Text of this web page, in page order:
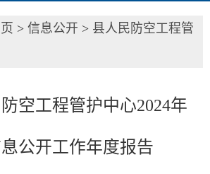
> 信息公开 > 县人民防空工程管
空工程管护中心2024年
公开工作年度报告